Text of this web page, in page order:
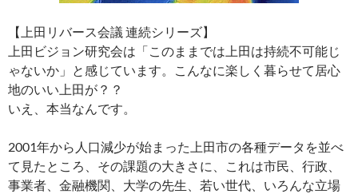
【上田リバース会議 連続シリーズ】
上田ビジョン研究会は「このままでは上田は持続不可能じ
ゃないか」と感じています。こんなに楽しく暮らせて居心
地のいい上田が？？
いえ、本当なんです。
2001年から人口減少が始まった上田市の各種データを並べ
て見たところ、その課題の大きさに、これは市民、行政、
事業者、金融機関、大学の先生、若い世代、いろんな立場